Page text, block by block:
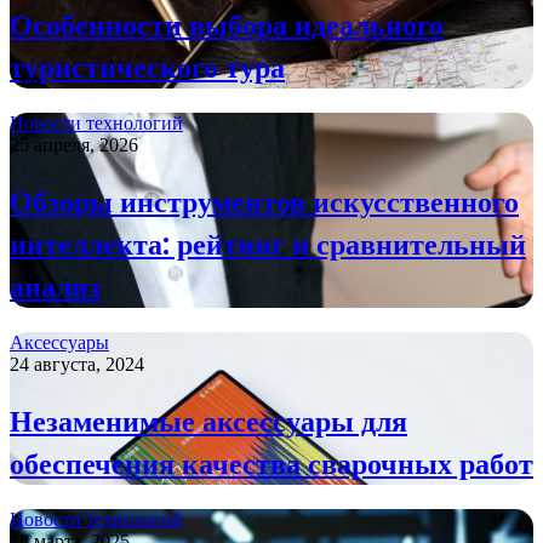
Особенности выбора идеального
туристического тура
Новости технологий
25 апреля, 2026
Обзоры инструментов искусственного
интеллекта: рейтинг и сравнительный
анализ
Аксессуары
24 августа, 2024
Незаменимые аксессуары для
обеспечения качества сварочных работ
Новости технологий